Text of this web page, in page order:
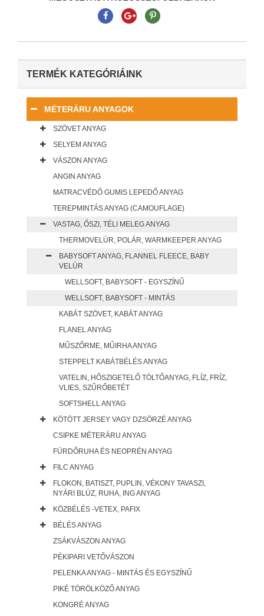
TERMÉK KATEGÓRIÁINK
MÉTERÁRU ANYAGOK
SZÖVET ANYAG
SELYEM ANYAG
VÁSZON ANYAG
ANGIN ANYAG
MATRACVÉDŐ GUMIS LEPEDŐ ANYAG
TEREPMINTÁS ANYAG (CAMOUFLAGE)
VASTAG, ŐSZI, TÉLI MELEG ANYAG
THERMOVELÚR, POLÁR, WARMKEEPER ANYAG
BABYSOFT ANYAG, FLANNEL FLEECE, BABY
VELÚR
WELLSOFT, BABYSOFT - EGYSZÍNŰ
WELLSOFT, BABYSOFT - MINTÁS
KABÁT SZÖVET, KABÁT ANYAG
FLANEL ANYAG
MŰSZŐRME, MŰIRHA ANYAG
STEPPELT KABÁTBÉLÉS ANYAG
VATELIN, HŐSZIGETELŐ TÖLTŐANYAG, FLÍZ, FRÍZ,
VLIES, SZŰRŐBETÉT
SOFTSHELL ANYAG
KÖTÖTT JERSEY VAGY DZSÖRZÉ ANYAG
CSIPKE MÉTERÁRU ANYAG
FÜRDŐRUHA ÉS NEOPRÉN ANYAG
FILC ANYAG
FLOKON, BATISZT, PUPLIN, VÉKONY TAVASZI,
NYÁRI BLÚZ, RUHA, ING ANYAG
KÖZBÉLÉS -VETEX, PAFIX
BÉLÉS ANYAG
ZSÁKVÁSZON ANYAG
PÉKIPARI VETŐVÁSZON
PELENKA ANYAG - MINTÁS ÉS EGYSZÍNŰ
PIKÉ TÖRÖLKÖZŐ ANYAG
KONGRÉ ANYAG